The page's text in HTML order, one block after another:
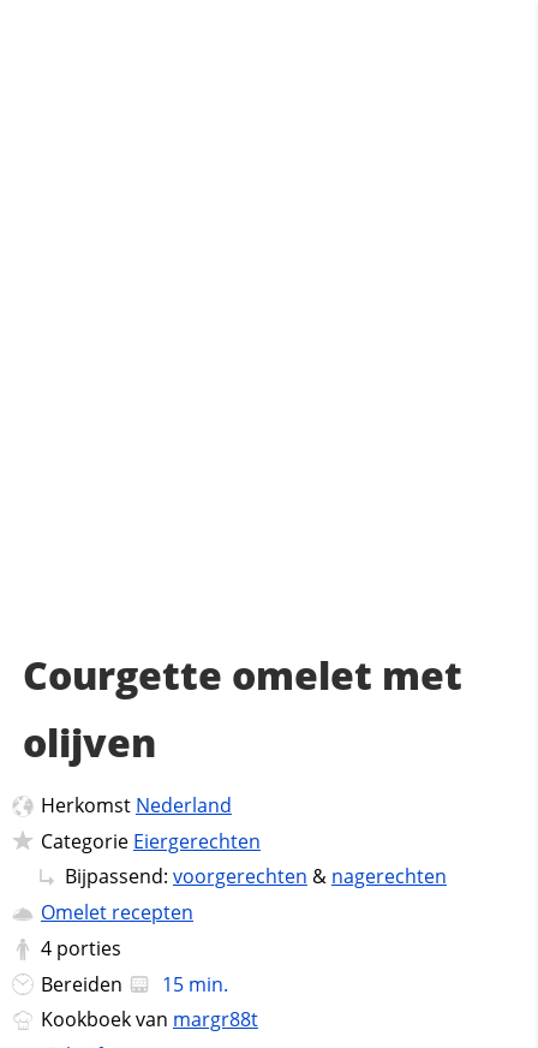
Courgette omelet met
olijven
Herkomst Nederland
Categorie Eiergerechten
Bijpassend: voorgerechten & nagerechten
Omelet recepten
4 porties
Bereiden
15 min.
Kookboek van margr88t